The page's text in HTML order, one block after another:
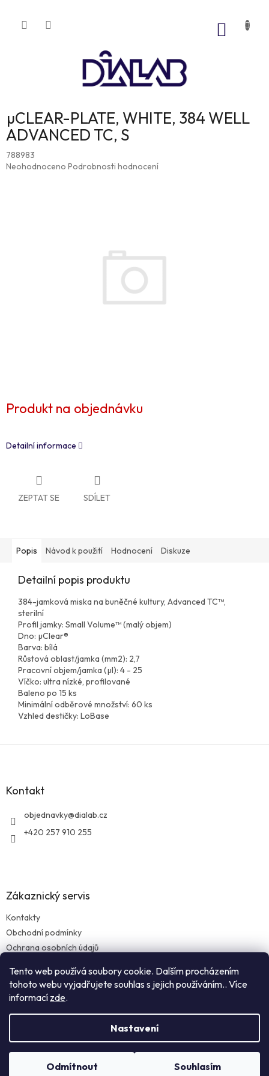
Tento web používá soubory cookie. Dalším procházením
tohoto webu vyjadřujete souhlas s jejich používáním.. Více
informací zde.
Nastavení
Odmítnout Souhlasím
obsah
µCLEAR-PLATE, WHITE, 384 WELL
ADVANCED TC, S
788983
Průměrné
Neohodnoceno Podrobnosti hodnocení
Produkt na objednávku
Detailní informace
ZEPTAT SE SDÍLET
Popis Návod k použití Hodnocení Diskuze
Detailní popis produktu
384-jamková miska na buněčné kultury, Advanced TC™,
sterilní
Profil jamky: Small Volume™ (malý objem)
Dno: µClear®
Barva: bílá
Růstová oblast/jamka (mm2): 2,7
Pracovní objem/jamka (µl): 4 - 25
Víčko: ultra nízké, profilované
Baleno po 15 ks
Minimální odběrové množství: 60 ks
Vzhled destičky: LoBase
Z
Kontakt
objednavky@dialab.cz
+420 257 910 255
Zákaznický servis
Kontakty
Obchodní podmínky
Ochrana osobních údajů
Doprava a platba
Vytvořil Shoptet
Copyright 2026Dialab.cz . Všechna práva vyhrazena.